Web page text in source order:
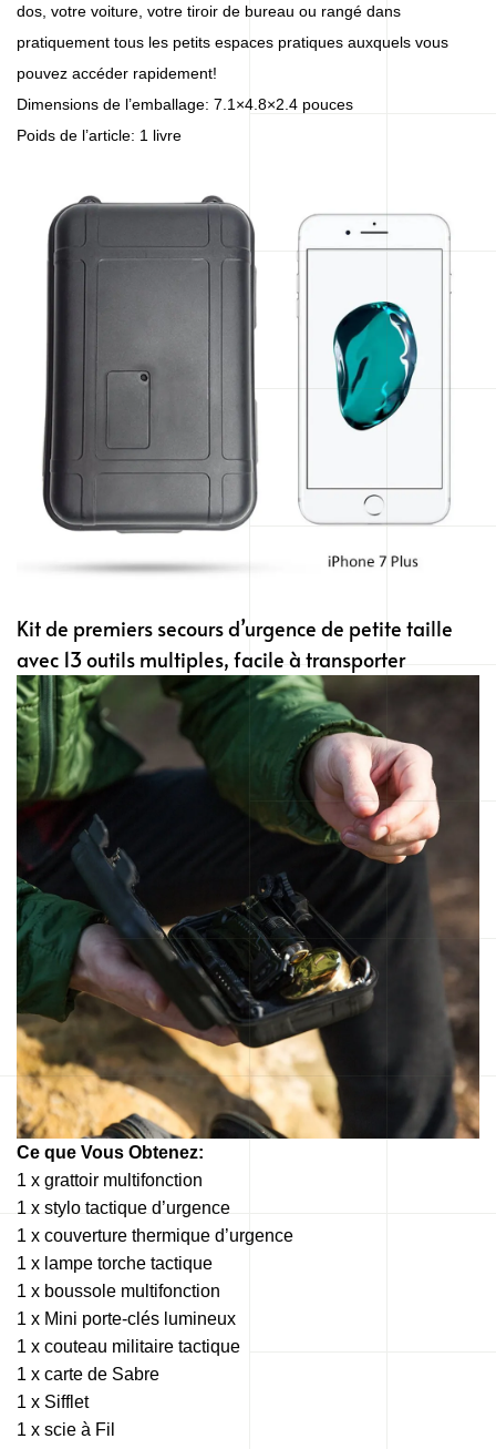
dos, votre voiture, votre tiroir de bureau ou rangé dans
pratiquement tous les petits espaces pratiques auxquels vous
pouvez accéder rapidement!
Dimensions de l’emballage: 7.1×4.8×2.4 pouces
Poids de l’article: 1 livre
Kit de premiers secours d’urgence de petite taille
avec 13 outils multiples, facile à transporter
Ce que Vous Obtenez:
1 x grattoir multifonction
1 x stylo tactique d’urgence
1 x couverture thermique d’urgence
1 x lampe torche tactique
1 x boussole multifonction
1 x Mini porte-clés lumineux
1 x couteau militaire tactique
1 x carte de Sabre
1 x Sifflet
1 x scie à Fil